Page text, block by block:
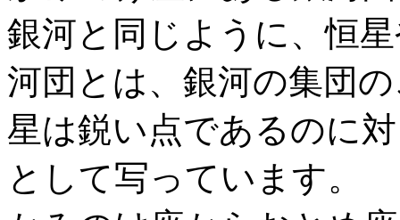
銀河と同じように、恒
河団とは、銀河の集団
星は鋭い点であるのに
として写っています。